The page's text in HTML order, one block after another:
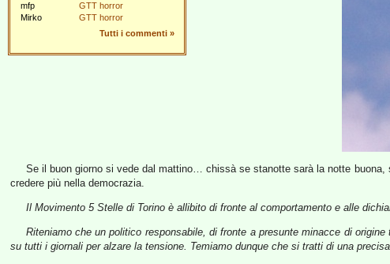
mfp
GTT horror
Mirko
GTT horror
Tutti i commenti »
Se il buon giorno si vede dal mattino… chissà se stanotte sarà la notte buona,
credere più nella democrazia.
Il Movimento 5 Stelle di Torino è allibito di fronte al comportamento e alle
Riteniamo che un politico responsabile, di fronte a presunte minacce di
su tutti i giornali per alzare la tensione. Temiamo dunque che si tratti di una